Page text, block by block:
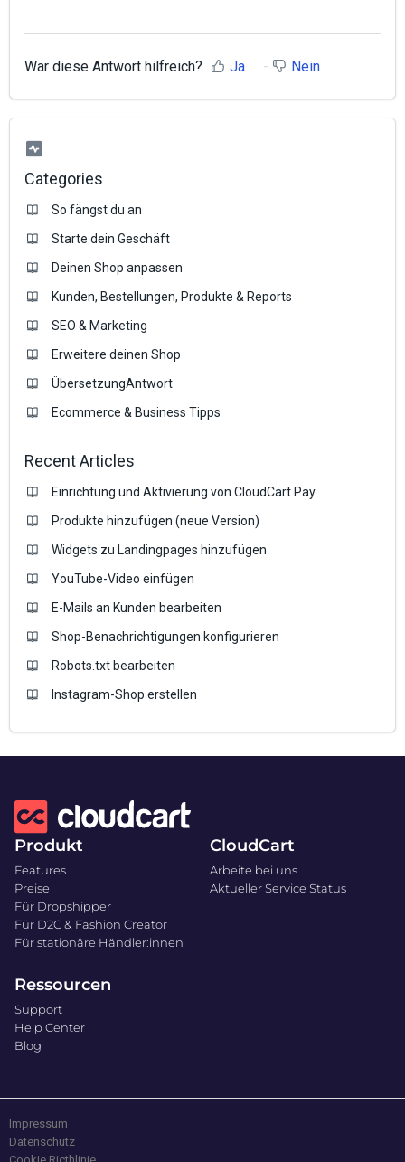
War diese Antwort hilfreich? Ja Nein
Categories
So fängst du an
Starte dein Geschäft
Deinen Shop anpassen
Kunden, Bestellungen, Produkte & Reports
SEO & Marketing
Erweitere deinen Shop
ÜbersetzungAntwort
Ecommerce & Business Tipps
Recent Articles
Einrichtung und Aktivierung von CloudCart Pay
Produkte hinzufügen (neue Version)
Widgets zu Landingpages hinzufügen
YouTube-Video einfügen
E-Mails an Kunden bearbeiten
Shop-Benachrichtigungen konfigurieren
Robots.txt bearbeiten
Instagram-Shop erstellen
Produkt
Features
Preise
Für Dropshipper
Für D2C & Fashion Creator
Für stationäre Händler:innen
CloudCart
Arbeite bei uns
Aktueller Service Status
Ressourcen
Support
Help Center
Blog
Impressum
Datenschutz